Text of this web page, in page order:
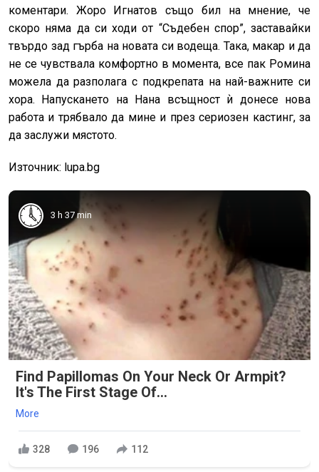
коментари. Жоро Игнатов също бил на мнение, че
скоро няма да си ходи от “Съдебен спор”, заставайки
твърдо зад гърба на новата си водеща. Така, макар и да
не се чувствала комфортно в момента, все пак Ромина
можела да разполага с подкрепата на най-важните си
хора. Напускането на Нана всъщност ѝ донесе нова
работа и трябвало да мине и през сериозен кастинг, за
да заслужи мястото.
Източник: lupa.bg
3 h 37 min
Find Papillomas On Your Neck Or Armpit?
It's The First Stage Of...
More
328 196 112